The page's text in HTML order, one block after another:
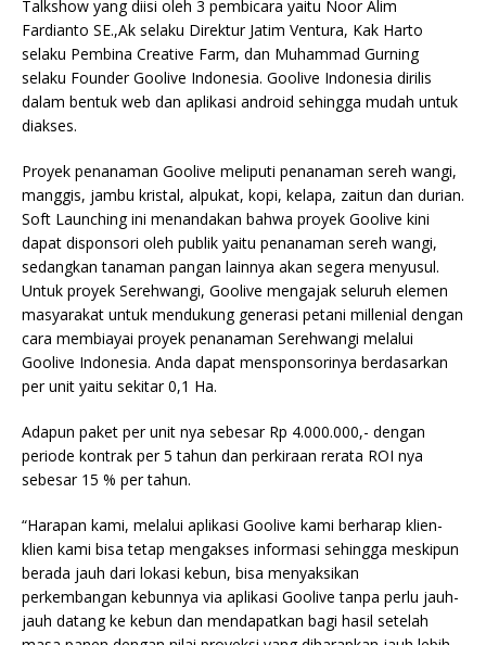
Talkshow yang diisi oleh 3 pembicara yaitu Noor Alim
Fardianto SE.,Ak selaku Direktur Jatim Ventura, Kak Harto
selaku Pembina Creative Farm, dan Muhammad Gurning
selaku Founder Goolive Indonesia. Goolive Indonesia dirilis
dalam bentuk web dan aplikasi android sehingga mudah untuk
diakses.
Proyek penanaman Goolive meliputi penanaman sereh wangi,
manggis, jambu kristal, alpukat, kopi, kelapa, zaitun dan durian.
Soft Launching ini menandakan bahwa proyek Goolive kini
dapat disponsori oleh publik yaitu penanaman sereh wangi,
sedangkan tanaman pangan lainnya akan segera menyusul.
Untuk proyek Serehwangi, Goolive mengajak seluruh elemen
masyarakat untuk mendukung generasi petani millenial dengan
cara membiayai proyek penanaman Serehwangi melalui
Goolive Indonesia. Anda dapat mensponsorinya berdasarkan
per unit yaitu sekitar 0,1 Ha.
Adapun paket per unit nya sebesar Rp 4.000.000,- dengan
periode kontrak per 5 tahun dan perkiraan rerata ROI nya
sebesar 15 % per tahun.
“Harapan kami, melalui aplikasi Goolive kami berharap klien-
klien kami bisa tetap mengakses informasi sehingga meskipun
berada jauh dari lokasi kebun, bisa menyaksikan
perkembangan kebunnya via aplikasi Goolive tanpa perlu jauh-
jauh datang ke kebun dan mendapatkan bagi hasil setelah